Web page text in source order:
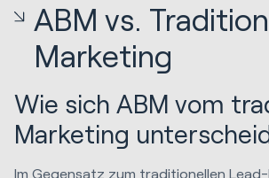
ABM vs.
Marketing
Wie sich ABM vom
Marketing
Im Gegensatz zum traditionellen